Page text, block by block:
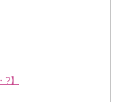
】